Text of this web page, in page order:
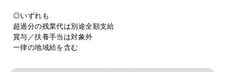
◎いずれも
超過分の残業代は別途全額支給
賞与／扶養手当は対象外
一律の地域給を含む